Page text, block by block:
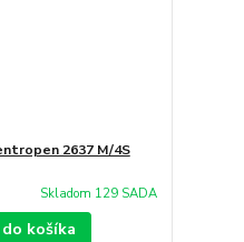
2637 M/4S
Skladom 129 SADA
košíka